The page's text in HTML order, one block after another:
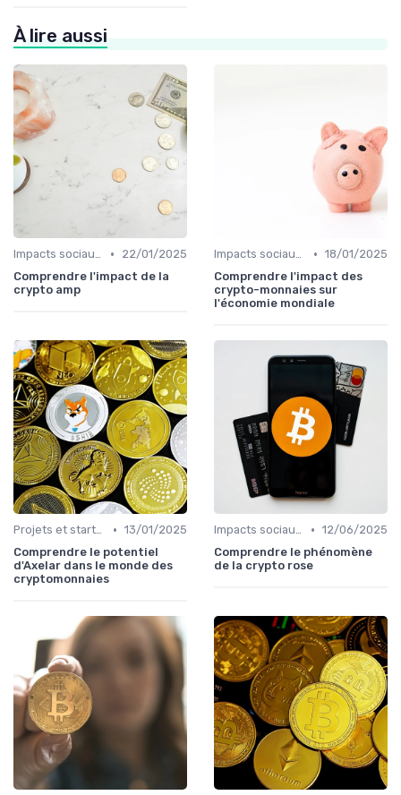
À lire aussi
Impacts sociaux et économiques •
22/01/2025
Comprendre l'impact de la
crypto amp
Impacts sociaux et économiques • 18/01/2025
Comprendre l'impact des
crypto-monnaies sur
l'économie mondiale
Projets et start-ups basés sur les cryptos • 13/01/2025
Comprendre le potentiel
d'Axelar dans le monde des
cryptomonnaies
Impacts sociaux et économiques • 12/06/2025
Comprendre le phénomène
de la crypto rose